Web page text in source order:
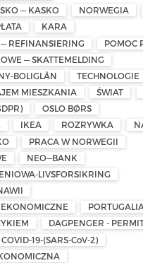
— KASKO
NORWEGIA
KARA
REFINANSIERING
POMOC
— SKATTEMELDING
BOLIGLÅN
TECHNOLOGIE
MIESZKANIA ŚWIAT
OSLO BØRS
IKEA ROZRYWKA
PRACA W NORWEGII
NEO—BANK
LIVSFORSIKRING
DAGPENGER -
COVID-19-(SARS-CoV-2)